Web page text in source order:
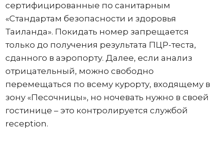
сертифицированные по санитарным
«Стандартам безопасности и здоровья
Таиланда». Покидать номер запрещается
только до получения результата ПЦР-теста,
сданного в аэропорту. Далее, если анализ
отрицательный, можно свободно
перемещаться по всему курорту, входящему в
зону «Песочницы», но ночевать нужно в своей
гостинице – это контролируется службой
reception.